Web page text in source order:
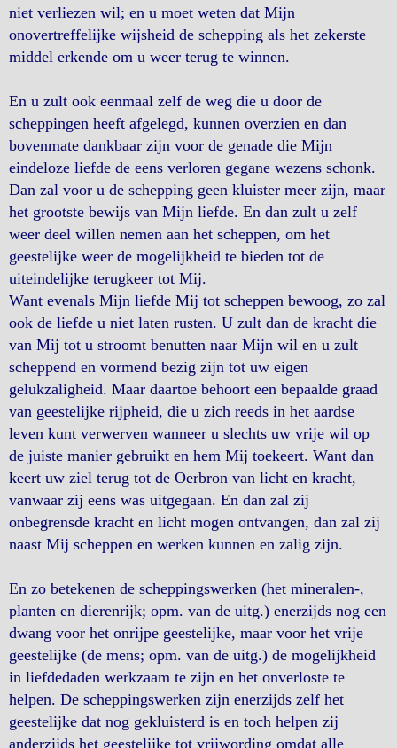
niet verliezen wil; en u moet weten dat Mijn
onovertreffelijke wijsheid de schepping als het zekerste
middel erkende om u weer terug te winnen.
En u zult ook eenmaal zelf de weg die u door de
scheppingen heeft afgelegd, kunnen overzien en dan
bovenmate dankbaar zijn voor de genade die Mijn
eindeloze liefde de eens verloren gegane wezens schonk.
Dan zal voor u de schepping geen kluister meer zijn, maar
het grootste bewijs van Mijn liefde. En dan zult u zelf
weer deel willen nemen aan het scheppen, om het
geestelijke weer de mogelijkheid te bieden tot de
uiteindelijke terugkeer tot Mij.
Want evenals Mijn liefde Mij tot scheppen bewoog, zo zal
ook de liefde u niet laten rusten. U zult dan de kracht die
van Mij tot u stroomt benutten naar Mijn wil en u zult
scheppend en vormend bezig zijn tot uw eigen
gelukzaligheid. Maar daartoe behoort een bepaalde graad
van geestelijke rijpheid, die u zich reeds in het aardse
leven kunt verwerven wanneer u slechts uw vrije wil op
de juiste manier gebruikt en hem Mij toekeert. Want dan
keert uw ziel terug tot de Oerbron van licht en kracht,
vanwaar zij eens was uitgegaan. En dan zal zij
onbegrensde kracht en licht mogen ontvangen, dan zal zij
naast Mij scheppen en werken kunnen en zalig zijn.
En zo betekenen de scheppingswerken (het mineralen-,
planten en dierenrijk; opm. van de uitg.) enerzijds nog een
dwang voor het onrijpe geestelijke, maar voor het vrije
geestelijke (de mens; opm. van de uitg.) de mogelijkheid
in liefdedaden werkzaam te zijn en het onverloste te
helpen. De scheppingswerken zijn enerzijds zelf het
geestelijke dat nog gekluisterd is en toch helpen zij
anderzijds het geestelijke tot vrijwording omdat alle